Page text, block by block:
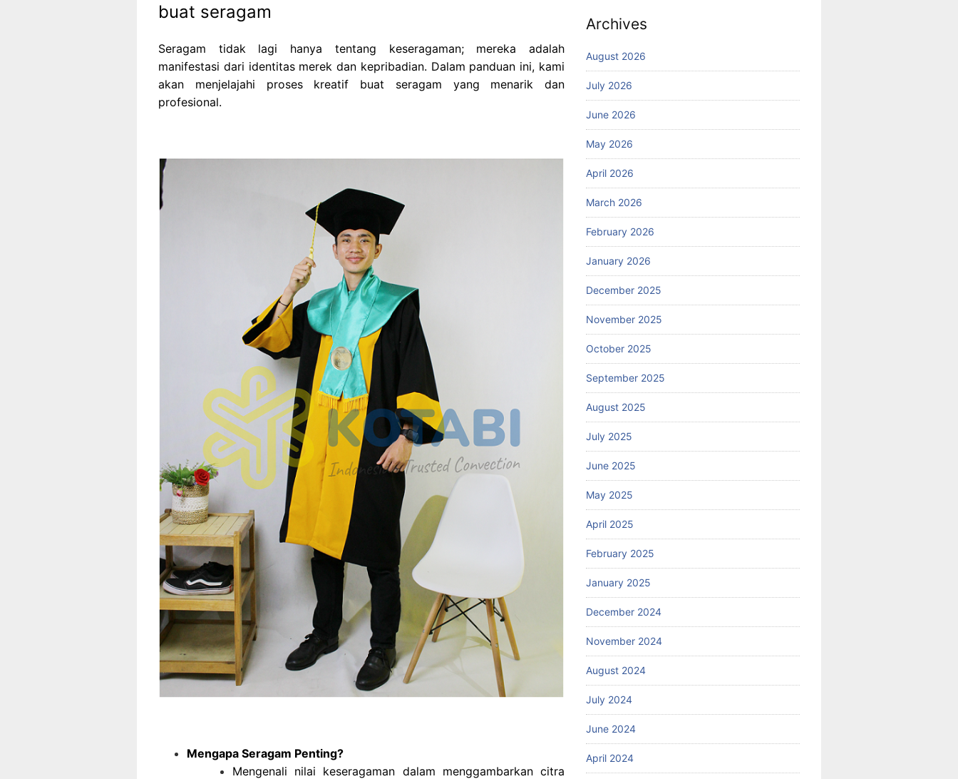
buat seragam
Seragam tidak lagi hanya tentang keseragaman; mereka adalah
manifestasi dari identitas merek dan kepribadian. Dalam panduan ini, kami
akan menjelajahi proses kreatif buat seragam yang menarik dan
profesional.
Mengapa Seragam Penting?
Mengenali nilai keseragaman dalam menggambarkan citra
Archives
August 2026
July 2026
June 2026
May 2026
April 2026
March 2026
February 2026
January 2026
December 2025
November 2025
October 2025
September 2025
August 2025
July 2025
June 2025
May 2025
April 2025
February 2025
January 2025
December 2024
November 2024
August 2024
July 2024
June 2024
April 2024